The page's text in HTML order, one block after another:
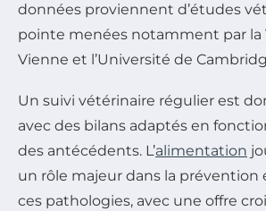
données proviennent d’études
pointe menées notamment par la
Vienne et l’Université de
Un suivi vétérinaire régulier est
avec des bilans adaptés en
des antécédents. L’alimentation
un rôle majeur dans la prévention
ces pathologies, avec une offre